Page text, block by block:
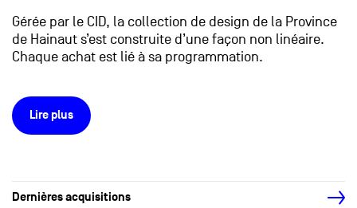
Gérée par le CID, la collection de design de la Province
de Hainaut s’est construite d’une façon non linéaire.
Chaque achat est lié à sa programmation.
Lire plus
Dernières acquisitions